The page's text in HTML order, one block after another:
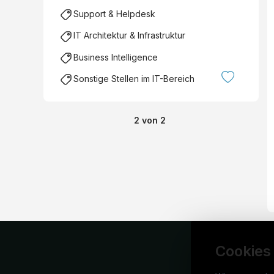
Support & Helpdesk
IT Architektur & Infrastruktur
Business Intelligence
Sonstige Stellen im IT-Bereich
2 von 2